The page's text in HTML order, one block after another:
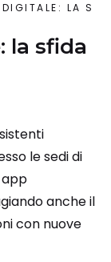
DIGITALE: LA
la sfida
le sedi di
app
anche il
con nuove